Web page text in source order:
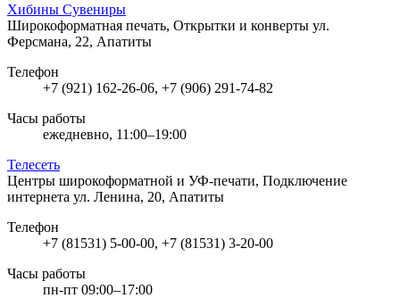
Хибины Сувениры
Широкоформатная печать, Открытки и конверты ул.
Ферсмана, 22, Апатиты
Телефон
+7 (921) 162-26-06, +7 (906) 291-74-82
Часы работы
ежедневно, 11:00–19:00
Телесеть
Центры широкоформатной и УФ-печати, Подключение
интернета ул. Ленина, 20, Апатиты
Телефон
+7 (81531) 5-00-00, +7 (81531) 3-20-00
Часы работы
пн-пт 09:00–17:00